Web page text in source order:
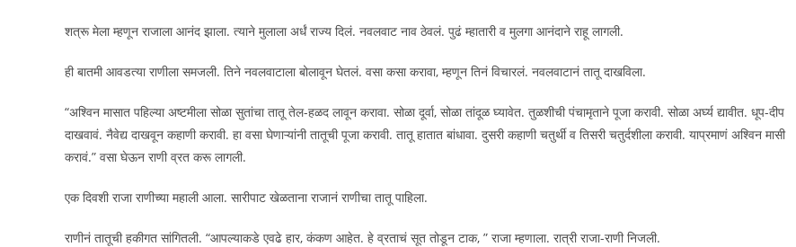
शत्रू मेला म्हणून राजाला आनंद झाला. त्याने मुलाला अर्धं राज्य दिलं. नवलवाट नाव ठेवलं. पुढं म्हातारी व मुलगा आनंदाने राहू लागली.
ही बातमी आवडत्या राणीला समजली. तिने नवलवाटाला बोलावून घेतलं. वसा कसा करावा, म्हणून तिनं विचारलं. नवलवाटानं तातू दाखविला.
“अश्विन मासात पहिल्या अष्टमीला सोळा सुतांचा तातू तेल-हळद लावून करावा. सोळा दूर्वा, सोळा तांदूळ घ्यावेत. तुळशीची पंचामृताने पूजा करावी. सोळा अर्घ्य द्यावीत. धूप-दीप
दाखवावं. नैवेद्य दाखवून कहाणी करावी. हा वसा घेणाऱ्यांनी तातूची पूजा करावी. तातू हातात बांधावा. दुसरी कहाणी चतुर्थी व तिसरी चतुर्दशीला करावी. याप्रमाणं अश्विन मासी
करावं.” वसा घेऊन राणी व्रत करू लागली.
एक दिवशी राजा राणीच्या महाली आला. सारीपाट खेळताना राजानं राणीचा तातू पाहिला.
राणीनं तातूची हकीगत सांगितली. “आपल्याकडे एवढे हार, कंकण आहेत. हे व्रताचं सूत तोडून टाक, ” राजा म्हणाला. रात्री राजा-राणी निजली.